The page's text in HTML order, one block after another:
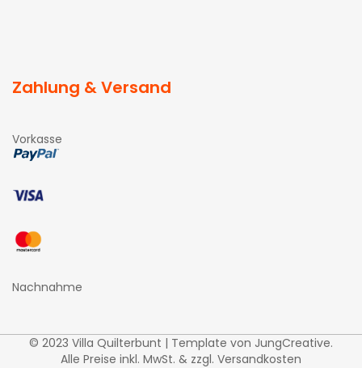
Zahlung & Versand
Vorkasse
Nachnahme
© 2023 Villa Quilterbunt | Template von JungCreative.
Alle Preise inkl. MwSt. & zzgl. Versandkosten